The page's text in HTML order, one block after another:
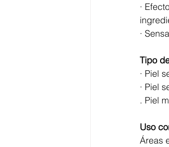
·
·
Tipo
· Piel
· Piel
. Piel
Uso
Áreas